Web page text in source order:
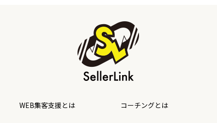
WEB集客支援とは コーチングとは